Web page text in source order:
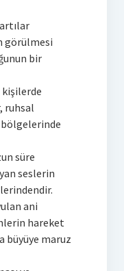
görülmesi
bir
ruhsal
bölgelerinde
süre
seslerin
ani
hareket
maruz